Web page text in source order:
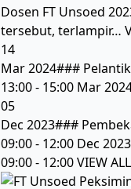
Dosen FT Unsoed
tersebut, terlampir…
14
Mar 2024###
13:00 - 15:00 Mar
05
Dec 2023###
09:00 - 12:00 Dec
09:00 - 12:00 VIEW ALL